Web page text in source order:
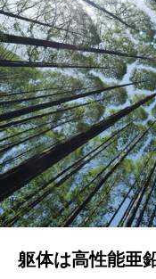
躯体は高性能亜